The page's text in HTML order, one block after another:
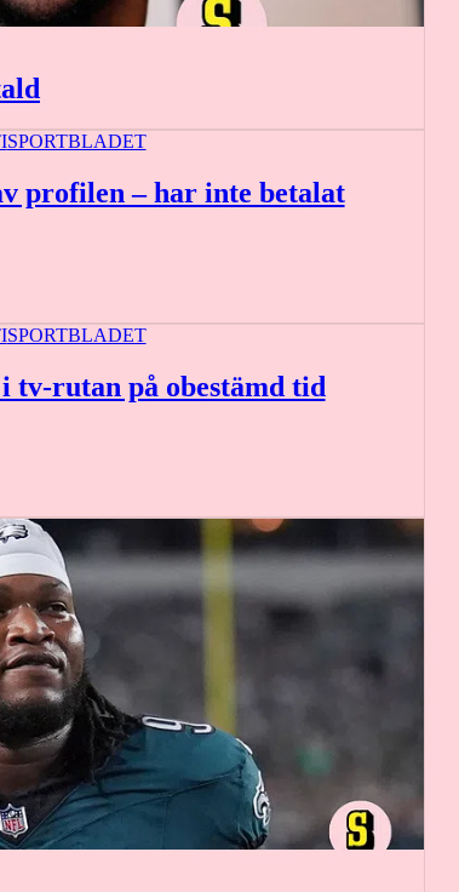
SPORTBLADET
profilen – har inte betalat
SPORTBLADET
tv-rutan på obestämd tid